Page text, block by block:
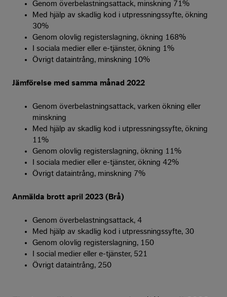
Genom överbelastningsattack, minskning 71%
Med hjälp av skadlig kod i utpressningssyfte, ökning
30%
Genom olovlig registerslagning, ökning 168%
I sociala medier eller e-tjänster, ökning 1%
Övrigt dataintrång, minskning 10%
Jämförelse med samma månad 2022
Genom överbelastningsattack, varken ökning eller
minskning
Med hjälp av skadlig kod i utpressningssyfte, ökning
11%
Genom olovlig registerslagning, ökning 11%
I sociala medier eller e-tjänster, ökning 42%
Övrigt dataintrång, minskning 7%
Anmälda brott april 2023 (Brå)
Genom överbelastningsattack, 4
Med hjälp av skadlig kod i utpressningssyfte, 30
Genom olovlig registerslagning, 150
I social medier eller e-tjänster, 521
Övrigt dataintrång, 250